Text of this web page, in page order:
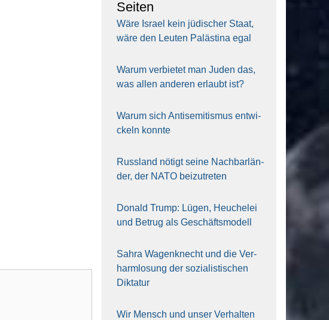
Sei­ten
Wäre Isra­el kein jüdi­scher Staat,
wäre den Leu­ten Paläs­ti­na egal
War­um ver­bie­tet man Juden das,
was allen ande­ren erlaubt ist?
War­um sich Anti­se­mi­tis­mus ent­wi­
ckeln konn­te
Russ­land nötigt sei­ne Nach­bar­län­
der, der NATO bei­zu­tre­ten
Donald Trump: Lügen, Heu­che­lei
und Betrug als Geschäfts­mo­dell
Sahra Wagen­knecht und die Ver­
harm­lo­sung der sozia­lis­ti­schen
Dik­ta­tur
Wir Mensch und unser Ver­hal­ten